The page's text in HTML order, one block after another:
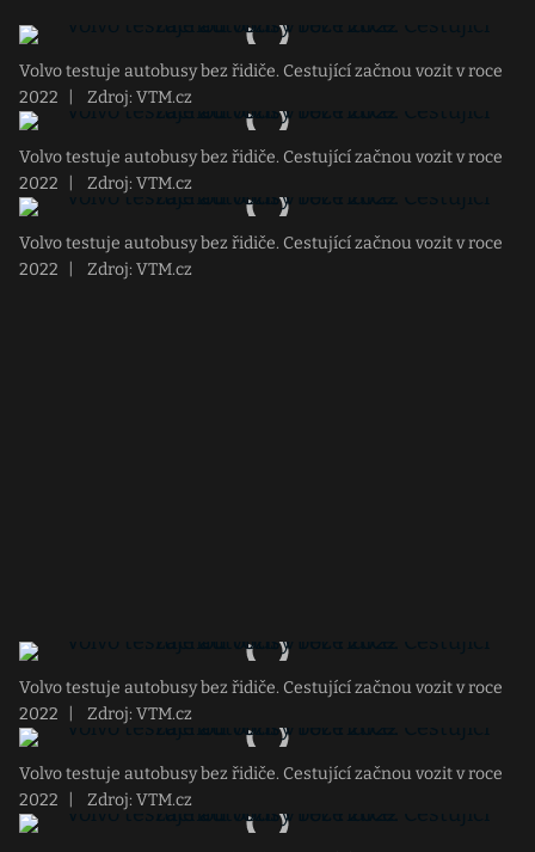
Volvo testuje autobusy bez řidiče. Cestující začnou vozit v roce
2022
Zdroj: VTM.cz
Volvo testuje autobusy bez řidiče. Cestující začnou vozit v roce
2022
Zdroj: VTM.cz
Volvo testuje autobusy bez řidiče. Cestující začnou vozit v roce
2022
Zdroj: VTM.cz
Volvo testuje autobusy bez řidiče. Cestující začnou vozit v roce
2022
Zdroj: VTM.cz
Volvo testuje autobusy bez řidiče. Cestující začnou vozit v roce
2022
Zdroj: VTM.cz